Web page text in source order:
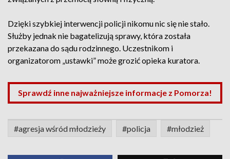
Dzięki szybkiej interwencji policji nikomu nic się nie stało.
Służby jednak nie bagatelizują sprawy, która została
przekazana do sądu rodzinnego. Uczestnikom i
organizatorom „ustawki” może grozić opieka kuratora.
Sprawdź inne najważniejsze informacje z Pomorza!
#agresja wśród młodzieży #policja #młodzież